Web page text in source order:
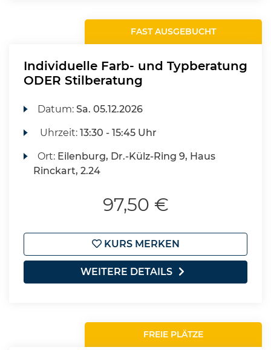
FAST AUSGEBUCHT
Individuelle Farb- und Typberatung
ODER Stilberatung
Datum:Sa. 05.12.2026
Uhrzeit:13:30 - 15:45 Uhr
Ort: Eilenburg, Dr.-Külz-Ring 9, Haus
Rinckart, 2.24
97,50 €
KURS MERKEN
WEITERE DETAILS
FREIE PLÄTZE